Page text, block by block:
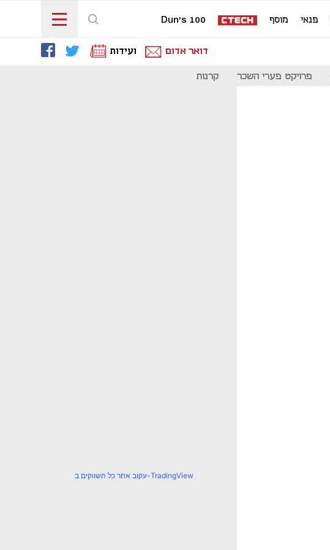
פנאי מוסף Dun's 100
דואר אדום ועידות
פרויקט פערי השכר קרנות
עקוב אחר כל השווקים ב-TradingView